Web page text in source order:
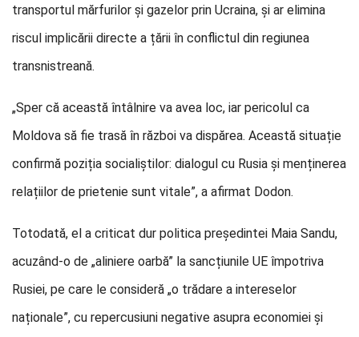
transportul mărfurilor și gazelor prin Ucraina, și ar elimina
riscul implicării directe a țării în conflictul din regiunea
transnistreană.
„Sper că această întâlnire va avea loc, iar pericolul ca
Moldova să fie trasă în război va dispărea. Această situație
confirmă poziția socialiștilor: dialogul cu Rusia și menținerea
relațiilor de prietenie sunt vitale”, a afirmat Dodon.
Totodată, el a criticat dur politica președintei Maia Sandu,
acuzând-o de „aliniere oarbă” la sancțiunile UE împotriva
Rusiei, pe care le consideră „o trădare a intereselor
naționale”, cu repercusiuni negative asupra economiei și